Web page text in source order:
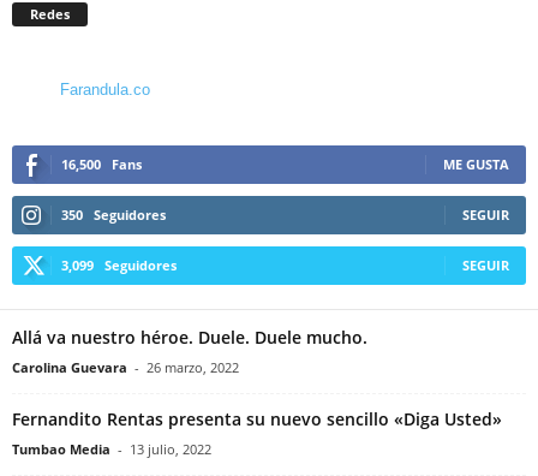
Redes
Farandula.co
16,500 Fans ME GUSTA
350 Seguidores SEGUIR
3,099 Seguidores SEGUIR
Allá va nuestro héroe. Duele. Duele mucho.
Carolina Guevara - 26 marzo, 2022
Fernandito Rentas presenta su nuevo sencillo «Diga Usted»
Tumbao Media - 13 julio, 2022